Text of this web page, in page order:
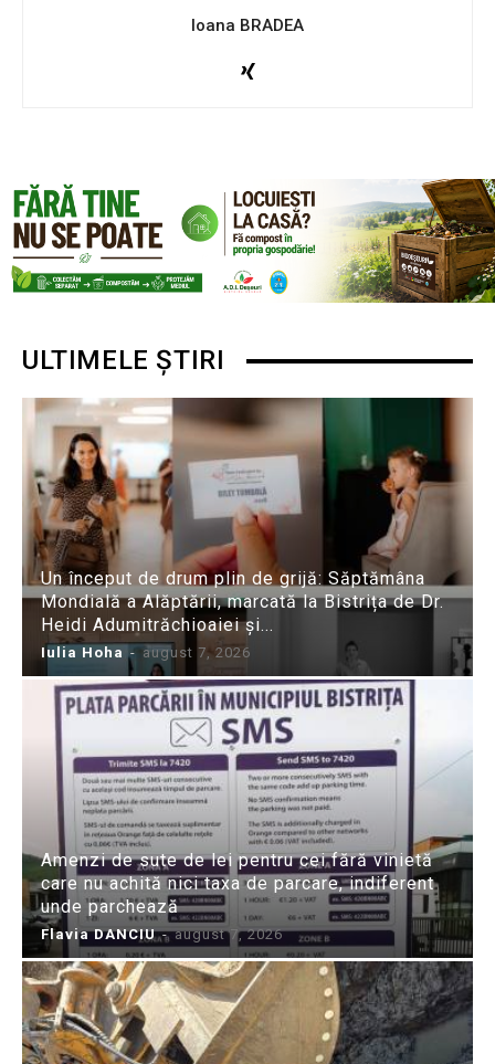
Ioana BRADEA
ULTIMELE ȘTIRI
Un început de drum plin de grijă: Săptămâna
Mondială a Alăptării, marcată la Bistrița de Dr.
Heidi Adumitrăchioaiei și...
Iulia Hoha - august 7, 2026
Amenzi de sute de lei pentru cei fără vinietă
care nu achită nici taxa de parcare, indiferent
unde parchează
Flavia DANCIU - august 7, 2026